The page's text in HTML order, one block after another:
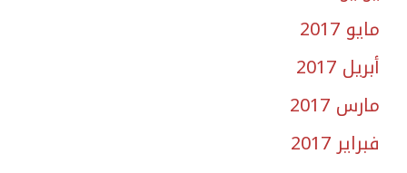
مايو 2017
أبريل 2017
مارس 2017
فبراير 2017